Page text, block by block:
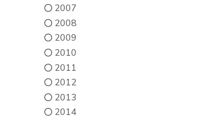
2007
2008
2009
2010
2011
2012
2013
2014